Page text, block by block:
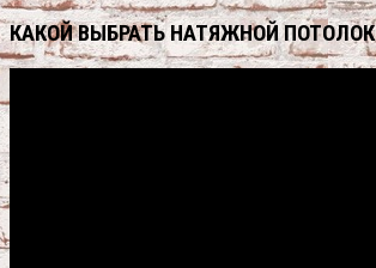
КАКОЙ ВЫБРАТЬ НАТЯЖНОЙ ПОТОЛОК